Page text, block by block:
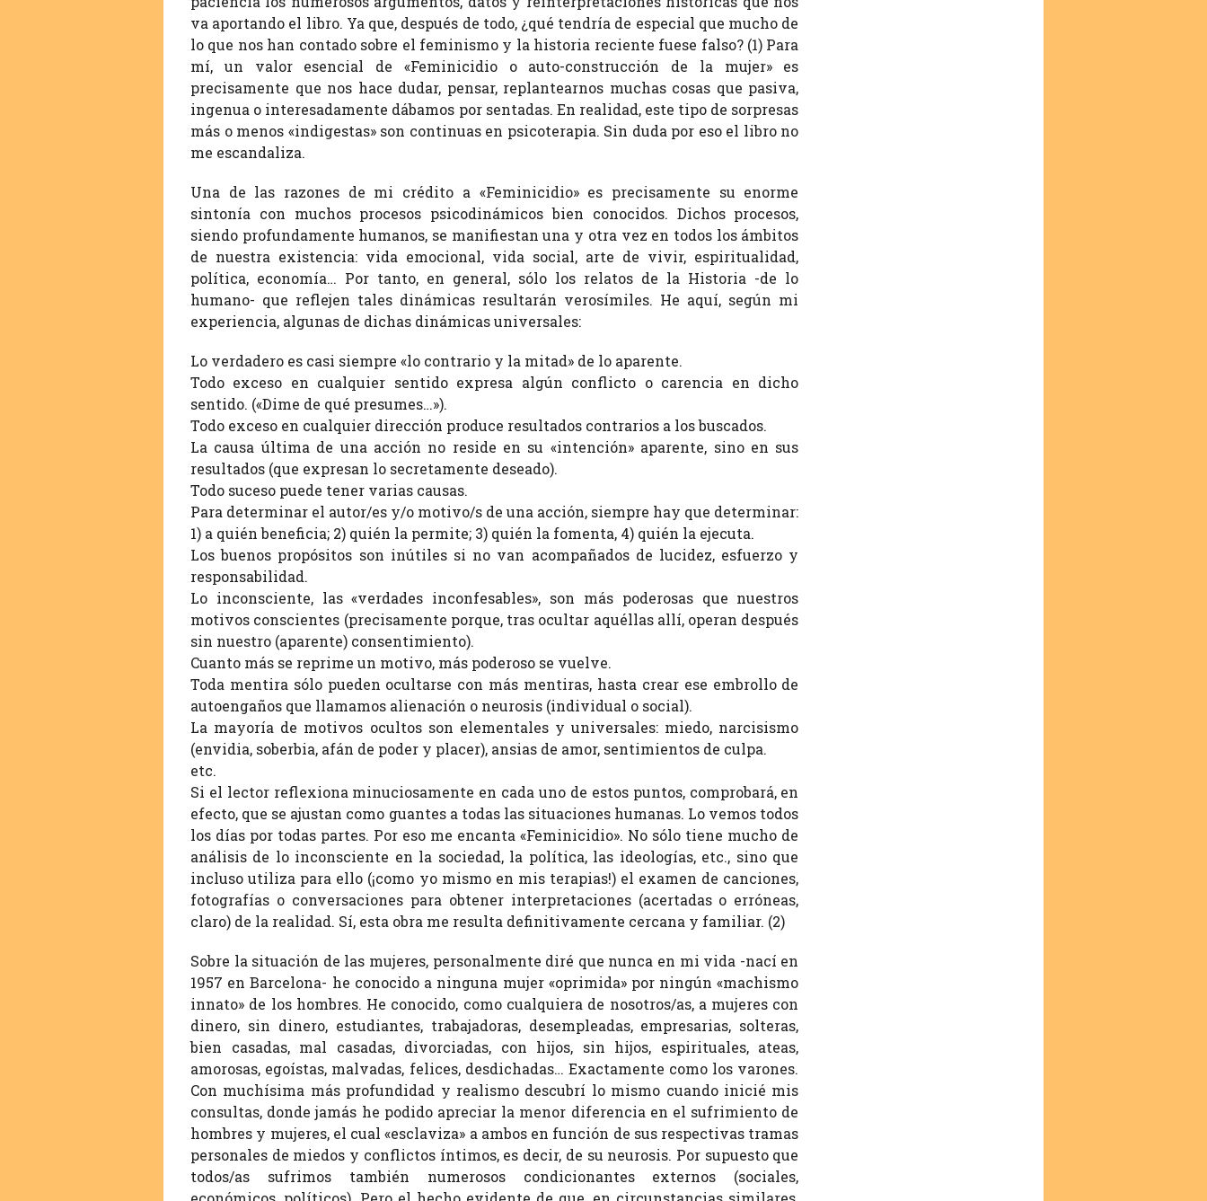
va aportando el libro. Ya que, después de todo, ¿qué tendría de especial que mucho de
lo que nos han contado sobre el feminismo y la historia reciente fuese falso? (1) Para
mí, un valor esencial de «Feminicidio o auto-construcción de la mujer» es
precisamente que nos hace dudar, pensar, replantearnos muchas cosas que pasiva,
ingenua o interesadamente dábamos por sentadas. En realidad, este tipo de sorpresas
más o menos «indigestas» son continuas en psicoterapia. Sin duda por eso el libro no
me escandaliza.
Una de las razones de mi crédito a «Feminicidio» es precisamente su enorme
sintonía con muchos procesos psicodinámicos bien conocidos. Dichos procesos,
siendo profundamente humanos, se manifiestan una y otra vez en todos los ámbitos
de nuestra existencia: vida emocional, vida social, arte de vivir, espiritualidad,
política, economía… Por tanto, en general, sólo los relatos de la Historia -de lo
humano- que reflejen tales dinámicas resultarán verosímiles. He aquí, según mi
experiencia, algunas de dichas dinámicas universales:
Lo verdadero es casi siempre «lo contrario y la mitad» de lo aparente.
Todo exceso en cualquier sentido expresa algún conflicto o carencia en dicho
sentido. («Dime de qué presumes…»).
Todo exceso en cualquier dirección produce resultados contrarios a los buscados.
La causa última de una acción no reside en su «intención» aparente, sino en sus
resultados (que expresan lo secretamente deseado).
Todo suceso puede tener varias causas.
Para determinar el autor/es y/o motivo/s de una acción, siempre hay que determinar:
1) a quién beneficia; 2) quién la permite; 3) quién la fomenta, 4) quién la ejecuta.
Los buenos propósitos son inútiles si no van acompañados de lucidez, esfuerzo y
responsabilidad.
Lo inconsciente, las «verdades inconfesables», son más poderosas que nuestros
motivos conscientes (precisamente porque, tras ocultar aquéllas allí, operan después
sin nuestro (aparente) consentimiento).
Cuanto más se reprime un motivo, más poderoso se vuelve.
Toda mentira sólo pueden ocultarse con más mentiras, hasta crear ese embrollo de
autoengaños que llamamos alienación o neurosis (individual o social).
La mayoría de motivos ocultos son elementales y universales: miedo, narcisismo
(envidia, soberbia, afán de poder y placer), ansias de amor, sentimientos de culpa.
etc.
Si el lector reflexiona minuciosamente en cada uno de estos puntos, comprobará, en
efecto, que se ajustan como guantes a todas las situaciones humanas. Lo vemos todos
los días por todas partes. Por eso me encanta «Feminicidio». No sólo tiene mucho de
análisis de lo inconsciente en la sociedad, la política, las ideologías, etc., sino que
incluso utiliza para ello (¡como yo mismo en mis terapias!) el examen de canciones,
fotografías o conversaciones para obtener interpretaciones (acertadas o erróneas,
claro) de la realidad. Sí, esta obra me resulta definitivamente cercana y familiar. (2)
Sobre la situación de las mujeres, personalmente diré que nunca en mi vida -nací en
1957 en Barcelona- he conocido a ninguna mujer «oprimida» por ningún «machismo
innato» de los hombres. He conocido, como cualquiera de nosotros/as, a mujeres con
dinero, sin dinero, estudiantes, trabajadoras, desempleadas, empresarias, solteras,
bien casadas, mal casadas, divorciadas, con hijos, sin hijos, espirituales, ateas,
amorosas, egoístas, malvadas, felices, desdichadas… Exactamente como los varones.
Con muchísima más profundidad y realismo descubrí lo mismo cuando inicié mis
consultas, donde jamás he podido apreciar la menor diferencia en el sufrimiento de
hombres y mujeres, el cual «esclaviza» a ambos en función de sus respectivas tramas
personales de miedos y conflictos íntimos, es decir, de su neurosis. Por supuesto que
todos/as sufrimos también numerosos condicionantes externos (sociales,